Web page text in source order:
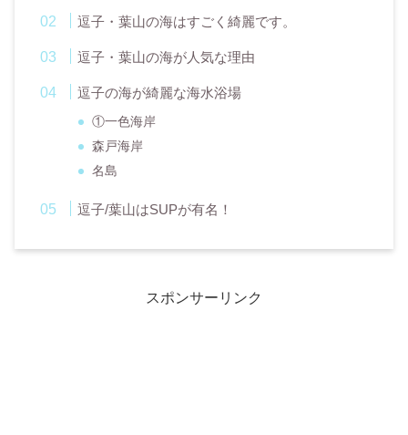
逗子・葉山の海はすごく綺麗です。
逗子・葉山の海が人気な理由
逗子の海が綺麗な海水浴場
①一色海岸
森戸海岸
名島
逗子/葉山はSUPが有名！
スポンサーリンク